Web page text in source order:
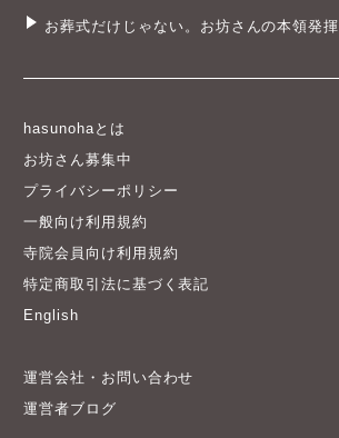
お葬式だけじゃない。お坊さんの本領発揮
hasunohaとは
お坊さん募集中
プライバシーポリシー
一般向け利用規約
寺院会員向け利用規約
特定商取引法に基づく表記
English
運営会社・お問い合わせ
運営者ブログ